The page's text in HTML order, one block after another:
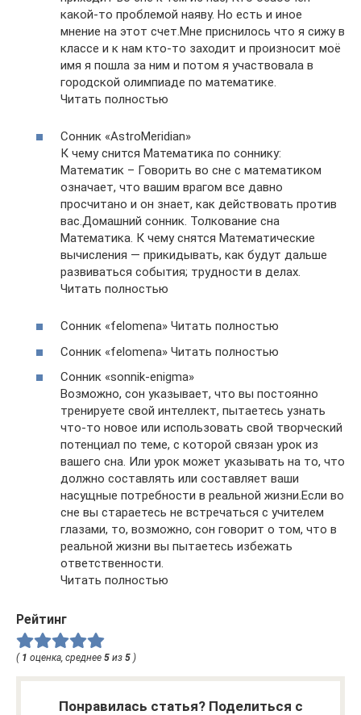
какой-то проблемой наяву. Но есть и иное
мнение на этот счет.Мне приснилось что я сижу в
классе и к нам кто-то заходит и произносит моё
имя я пошла за ним и потом я участвовала в
городской олимпиаде по математике.
Читать полностью
Сонник «AstroMeridian»
К чему снится Математика по соннику:
Математик – Говорить во сне с математиком
означает, что вашим врагом все давно
просчитано и он знает, как действовать против
вас.Домашний сонник. Толкование сна
Математика. К чему снятся Математические
вычисления — прикидывать, как будут дальше
развиваться события; трудности в делах.
Читать полностью
Сонник «felomena» Читать полностью
Сонник «felomena» Читать полностью
Сонник «sonnik-enigma»
Возможно, сон указывает, что вы постоянно
тренируете свой интеллект, пытаетесь узнать
что-то новое или использовать свой творческий
потенциал по теме, с которой связан урок из
вашего сна. Или урок может указывать на то, что
должно составлять или составляет ваши
насущные потребности в реальной жизни.Если во
сне вы стараетесь не встречаться с учителем
глазами, то, возможно, сон говорит о том, что в
реальной жизни вы пытаетесь избежать
ответственности.
Читать полностью
Рейтинг
( 1 оценка, среднее 5 из 5 )
Понравилась статья? Поделиться с